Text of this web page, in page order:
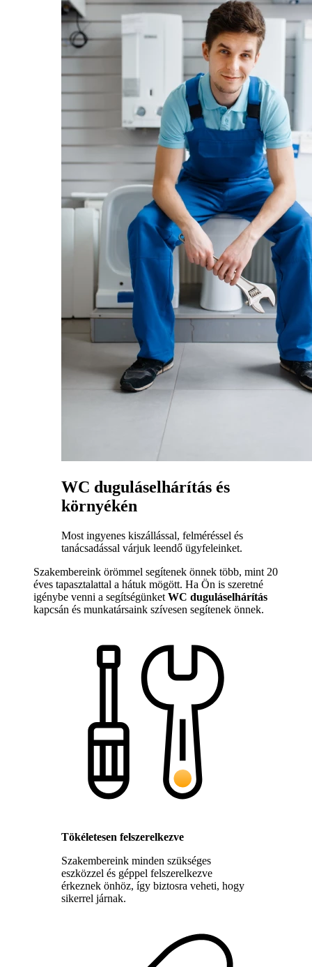
WC duguláselhárítás és
környékén
Most ingyenes kiszállással, felméréssel és
tanácsadással várjuk leendő ügyfeleinket.
Szakembereink örömmel segítenek önnek több, mint 20
éves tapasztalattal a hátuk mögött. Ha Ön is szeretné
igénybe venni a segítségünket WC duguláselhárítás
kapcsán és munkatársaink szívesen segítenek önnek.
Tökéletesen felszerelkezve
Szakembereink minden szükséges
eszközzel és géppel felszerelkezve
érkeznek önhöz, így biztosra veheti, hogy
sikerrel járnak.